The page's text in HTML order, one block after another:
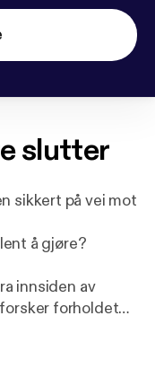
slutter
sikkert på vei mot
å gjøre?
innsiden av
forholdet
av Norges